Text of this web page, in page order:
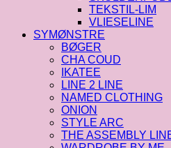
TEKSTIL-LIM
VLIESELINE
SYMØNSTRE
BØGER
CHA COUD
IKATEE
LINE 2 LINE
NAMED CLOTHING
ONION
STYLE ARC
THE ASSEMBLY